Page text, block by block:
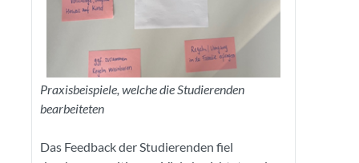
Praxisbeispiele, welche die Studierenden
bearbeiteten
Das Feedback der Studierenden fiel